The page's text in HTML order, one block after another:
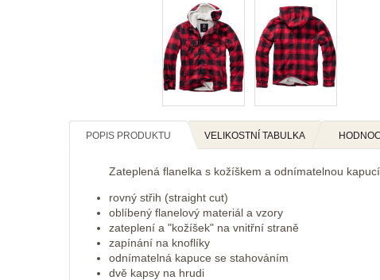
POPIS PRODUKTU VELIKOSTNÍ TABULKA
Zateplená flanelka s kožíškem a odnímatelnou
rovný střih (straight cut)
oblíbený flanelový materiál a vzory
zateplení a "kožíšek" na vnitřní straně
zapínání na knoflíky
odnímatelná kapuce se stahováním
dvě kapsy na hrudi